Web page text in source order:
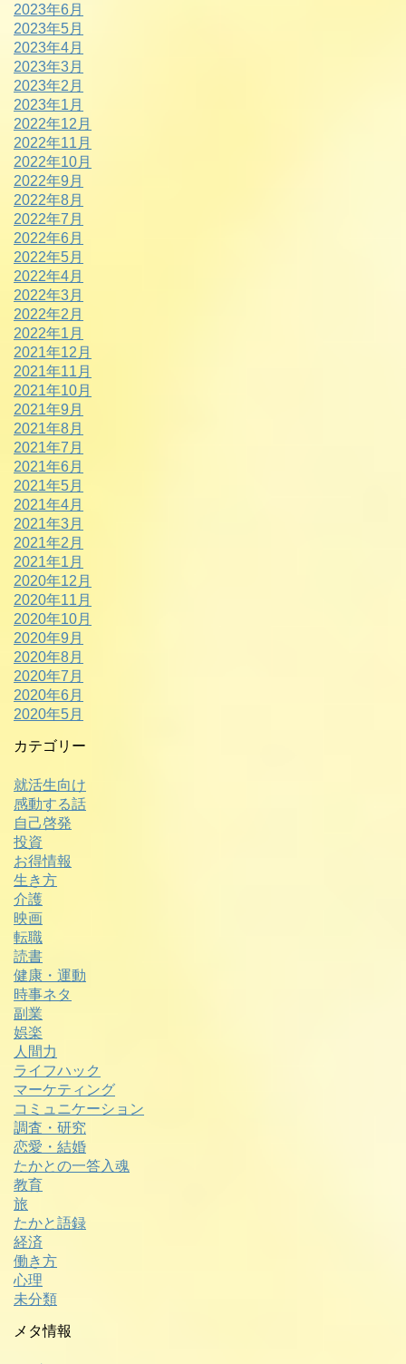
2023年6月
2023年5月
2023年4月
2023年3月
2023年2月
2023年1月
2022年12月
2022年11月
2022年10月
2022年9月
2022年8月
2022年7月
2022年6月
2022年5月
2022年4月
2022年3月
2022年2月
2022年1月
2021年12月
2021年11月
2021年10月
2021年9月
2021年8月
2021年7月
2021年6月
2021年5月
2021年4月
2021年3月
2021年2月
2021年1月
2020年12月
2020年11月
2020年10月
2020年9月
2020年8月
2020年7月
2020年6月
2020年5月
カテゴリー
就活生向け
感動する話
自己啓発
投資
お得情報
生き方
介護
映画
転職
読書
健康・運動
時事ネタ
副業
娯楽
人間力
ライフハック
マーケティング
コミュニケーション
調査・研究
恋愛・結婚
たかとの一答入魂
教育
旅
たかと語録
経済
働き方
心理
未分類
メタ情報